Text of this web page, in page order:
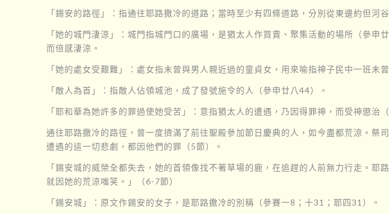
「錫安的路徑」：指通往耶路撒冷的道路；當時至少有四條道路，分別從東邊約但
「她的城門淒涼」：城門指城門口的廣場，是猶太人作買賣、聚集活動的場所（參
而倍感淒涼。
「她的處女受艱難」：處女指未曾與男人親近過的童貞女，用來喻指神子民中一班
「敵人為首」：指敵人佔領城池，成了發號施令的人（參申廿八44）。
「耶和華為她許多的罪過使她受苦」：意指猶太人的遭遇，乃因得罪神，而受神懲治
通往耶路撒冷的路徑，曾一度擠滿了前往聖殿參加節日慶典的人，如今盡都荒涼。
遭遇的這一切悲劇，都因他們的罪（5節）。
「錫安城的威榮全都失去，她的首領像找不著草場的鹿，在追趕的人前無力行走。
就因她的荒涼嗤笑。」（6-7節）
「錫安城」：原文作錫安的女子，是耶路撒冷的別稱（參賽一8；十31；耶四31）。